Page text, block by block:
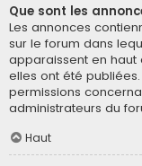
Que sont les
Les annonces
sur le forum dans
apparaissent en
elles ont été
permissions
administrateurs du
Haut